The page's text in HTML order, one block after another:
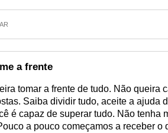
a frente
tomar a frente de tudo. Não queira
Saiba dividir tudo, aceite a ajuda
é capaz de superar tudo. Não tenha
a pouco começamos a receber o